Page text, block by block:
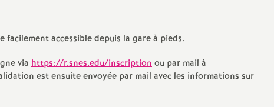
N
a
t
Retraités
AED
Elections professionnelles
Egalité Femmes/Hommes
accessible depuis la gare à pieds.
via https://r.snes.edu/inscriptionou par mail à
est ensuite envoyée par mail avec les informations sur